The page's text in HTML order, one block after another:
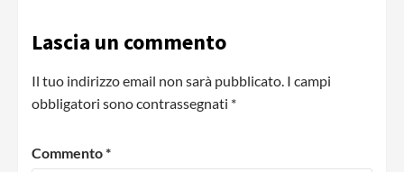
Lascia un commento
Il tuo indirizzo email non sarà pubblicato. I campi
obbligatori sono contrassegnati *
Commento*